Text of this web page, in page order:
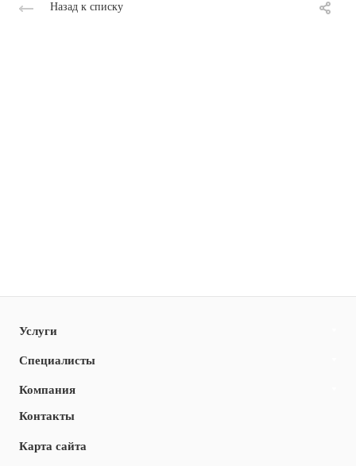
Назад к списку
Услуги
Специалисты
Компания
Контакты
Карта сайта